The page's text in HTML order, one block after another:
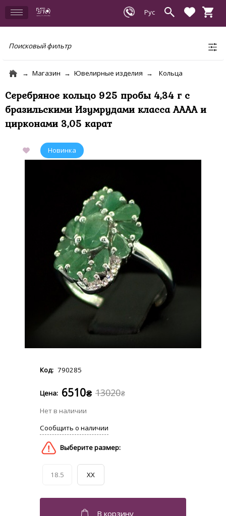
Поисковый фильтр
Магазин Ювелирные изделия Кольца
Серебряное кольцо 925 пробы 4,34 г с
бразильскими Изумрудами класса АААА и
цирконами 3,05 карат
790285
13020₴
6510₴
18.5 XX